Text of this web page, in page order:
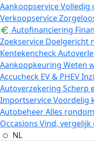
AankoopserviceVolledig
Verkoopservice
Autofinanciering
Zoekservice Doelgericht
Kentekencheck
Aankoopkeuring Weten
Accucheck EV & PHEV
Autoverzekering Scherp
ImportserviceVoordelig
AutobeheerAlles
Occasions Vind, vergelijk
NL